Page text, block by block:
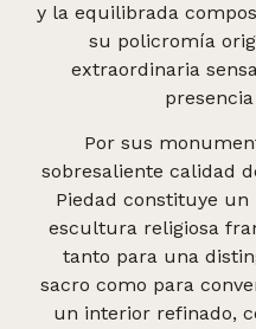
y la equilibrada
su policromía
extraordinaria
Por sus
sobresaliente calidad
Piedad constituye
escultura religiosa
tanto para una
sacro como para
un interior refinado,